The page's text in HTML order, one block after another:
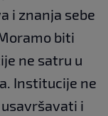
i znanja sebe
biti
ne satru u
Institucije ne
i